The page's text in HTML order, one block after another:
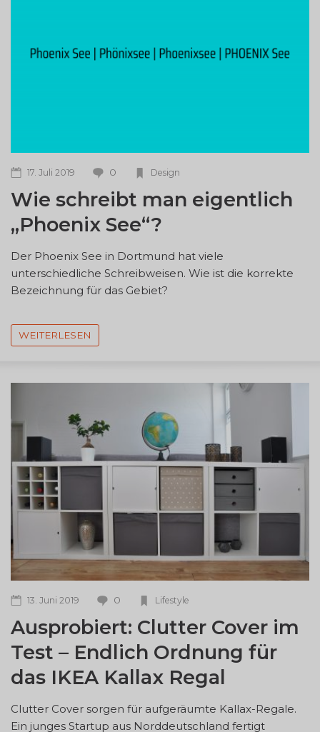
17. Juli 2019 0 Design
Wie schreibt man eigentlich
„Phoenix See“?
Der Phoenix See in Dortmund hat viele
unterschiedliche Schreibweisen. Wie ist die korrekte
Bezeichnung für das Gebiet?
WEITERLESEN
13. Juni 2019 0 Lifestyle
Ausprobiert: Clutter Cover im
Test – Endlich Ordnung für
das IKEA Kallax Regal
Clutter Cover sorgen für aufgeräumte Kallax-Regale.
Ein junges Startup aus Norddeutschland fertigt